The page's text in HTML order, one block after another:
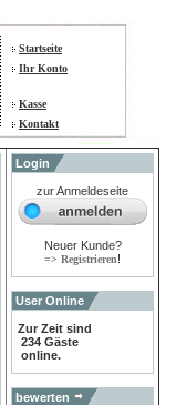
Startseite
Ihr Konto
Kasse
Kontakt
Login
zur Anmeldeseite
Neuer Kunde?
=> Registrieren!
User Online
Zur Zeit sind
234 Gäste
online.
bewerten